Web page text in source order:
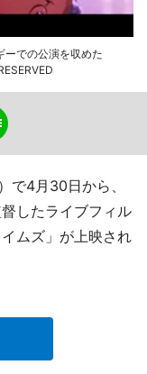
ーでの公演を収めた
で4月30日から、
したライブフィル
ムズ」が上映され